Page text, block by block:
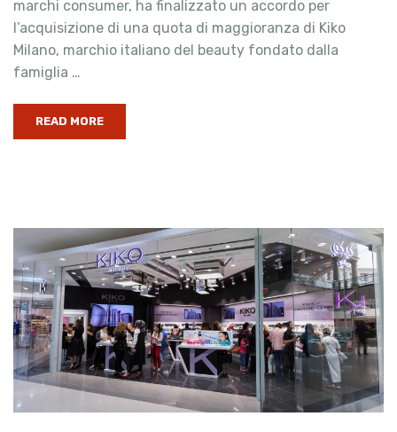
marchi consumer, ha finalizzato un accordo per
l’acquisizione di una quota di maggioranza di Kiko
Milano, marchio italiano del beauty fondato dalla
famiglia …
READ MORE